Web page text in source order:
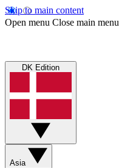
Skip to main content
Open menu Close main menu
DK Edition
Asia